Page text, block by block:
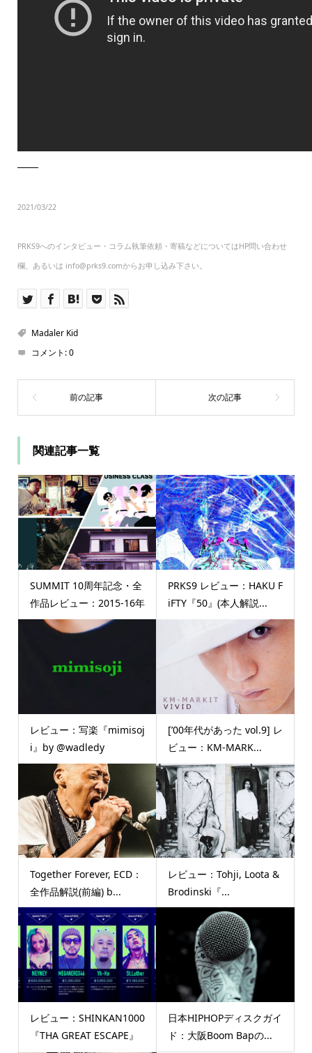
───
2021/03/22
PRKS9へのインタビュー・コラム執筆依頼・寄稿などについてはHP問い合わせ
欄、あるいは info@prks9.comからお申し込み下さい。
Madaler Kid
コメント:0
関連記事一覧
SUMMIT 10周年記念・全
作品レビュー：2015-16年
PRKS9 レビュー：HAKU F
iFTY『50』(本人解説...
レビュー：写楽『mimisoj
i』by @wadledy
[’00年代があった vol.9] レ
ビュー：KM-MARK...
Together Forever, ECD：
全作品解説(前編) b...
レビュー：Tohji, Loota &
Brodinski『...
レビュー：SHINKAN1000
『THA GREAT ESCAPE』
日本HIPHOPディスクガイ
ド：大阪Boom Bapの...